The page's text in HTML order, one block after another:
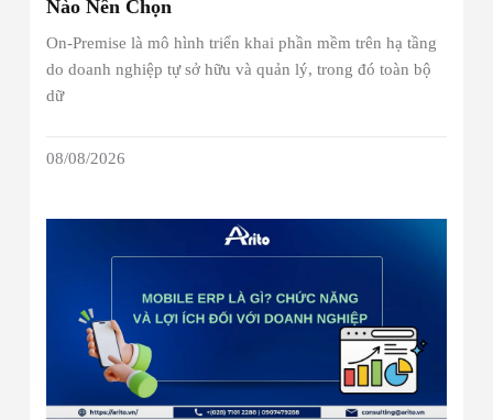
Nào Nên Chọn
On-Premise là mô hình triển khai phần mềm trên hạ tầng
do doanh nghiệp tự sở hữu và quản lý, trong đó toàn bộ
dữ
08/08/2026